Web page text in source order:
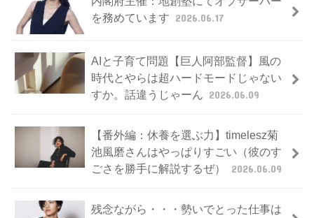
を務めています 2026.06.17
AIと子育て問題【巨人阿部監督】風の
時代とやらは超ハードモードじゃない
すか。話違うじゃーん 2026.06.09
【番外編：休養を選ぶ力】timelesz菊
池風磨さんはやっぱりすごい（彼のす
ごさを勝手に解説するぜ）
2026.06.09
残念ながら・・・勢いでとった仕事は